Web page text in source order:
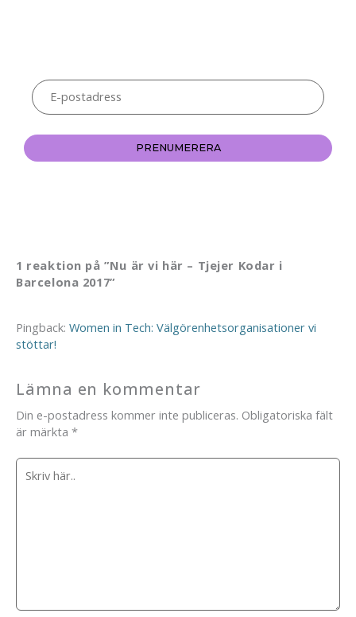
E-
postadress
PRENUMERERA
1 reaktion på ”Nu är vi här – Tjejer Kodar i
Barcelona 2017”
Pingback: Women in Tech: Välgörenhetsorganisationer vi
stöttar!
Lämna en kommentar
Din e-postadress kommer inte publiceras. Obligatoriska fält
är märkta *
Skriv
här..